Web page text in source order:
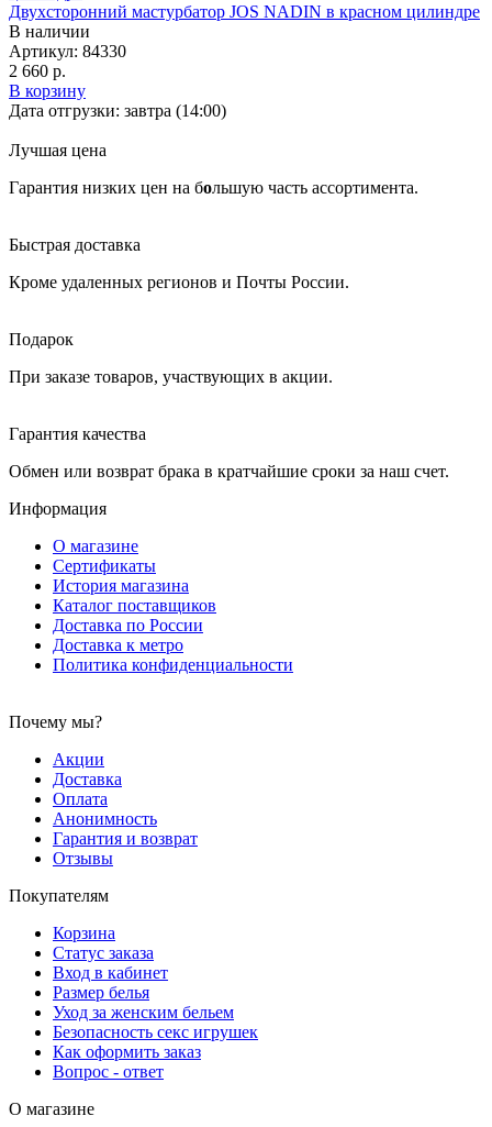
Двухсторонний мастурбатор JOS NADIN в красном цилиндре
В наличии
Артикул: 84330
2 660 р.
В корзину
Дата отгрузки: завтра (14:00)
Лучшая цена
Гарантия низких цен на большую часть ассортимента.
Быстрая доставка
Кроме удаленных регионов и Почты России.
Подарок
При заказе товаров, участвующих в акции.
Гарантия качества
Обмен или возврат брака в кратчайшие сроки за наш счет.
Информация
О магазине
Сертификаты
История магазина
Каталог поставщиков
Доставка по России
Доставка к метро
Политика конфиденциальности
Почему мы?
Акции
Доставка
Оплата
Анонимность
Гарантия и возврат
Отзывы
Покупателям
Корзина
Статус заказа
Вход в кабинет
Размер белья
Уход за женским бельем
Безопасность секс игрушек
Как оформить заказ
Вопрос - ответ
О магазине